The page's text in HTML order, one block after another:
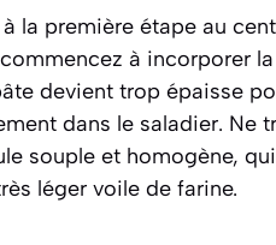
la première étape au
à incorporer
devient trop épaisse
dans le saladier. Ne
souple et homogène,
léger voile de farine.